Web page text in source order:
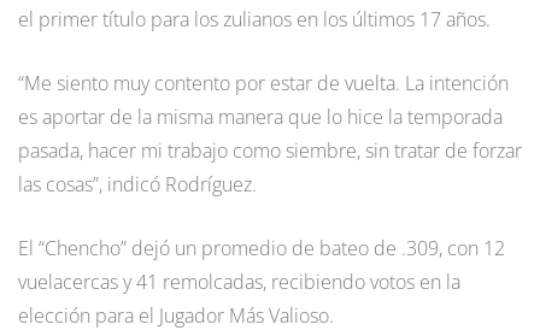
el primer título para los zulianos en los últimos 17 años.
“Me siento muy contento por estar de vuelta. La intención
es aportar de la misma manera que lo hice la temporada
pasada, hacer mi trabajo como siembre, sin tratar de forzar
las cosas”, indicó Rodríguez.
El “Chencho” dejó un promedio de bateo de .309, con 12
vuelacercas y 41 remolcadas, recibiendo votos en la
elección para el Jugador Más Valioso.